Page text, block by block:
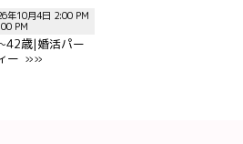
年10月4日 2:00 PM
PM
歳|婚活パー
ー »»